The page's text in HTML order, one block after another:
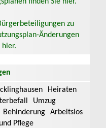
zu
Änderungen
hier.
Heiraten
Umzug
Behinderung
Arbeitslos
Pflege